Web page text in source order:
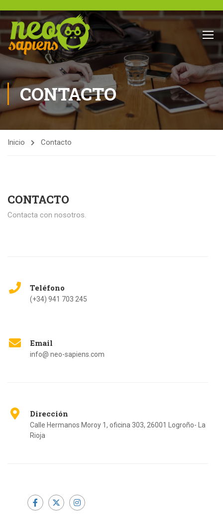
CONTACTO
Inicio Contacto
CONTACTO
Contacta con nosotros.
Teléfono
(+34) 941 703 245
Email
info@ neo-sapiens.com
Dirección
Calle Hermanos Moroy 1, oficina 303, 26001 Logroño- La
Rioja